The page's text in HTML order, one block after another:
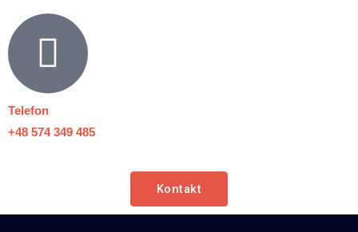
Telefon
+48 574 349 485
Kontakt